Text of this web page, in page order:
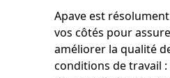
Apave est
vos côtés pour
améliorer la qualité
conditions de travail